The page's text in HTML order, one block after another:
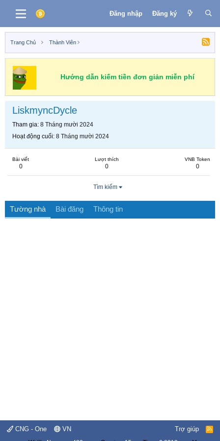
Đăng nhập Đăng ký
Trang Chủ Thành Viên
Hướng dẫn kiếm tiền đơn giản miễn phí
LiskmyncDycle
Tham gia 8 Tháng mười 2024
Hoạt động cuối 8 Tháng mười 2024
Bài viết
0
Lượt thích
0
VNB Token
0
Tìm kiếm
Tường nhà Bài đăng Thông tin
CNG - One VN Trợ giúp
R